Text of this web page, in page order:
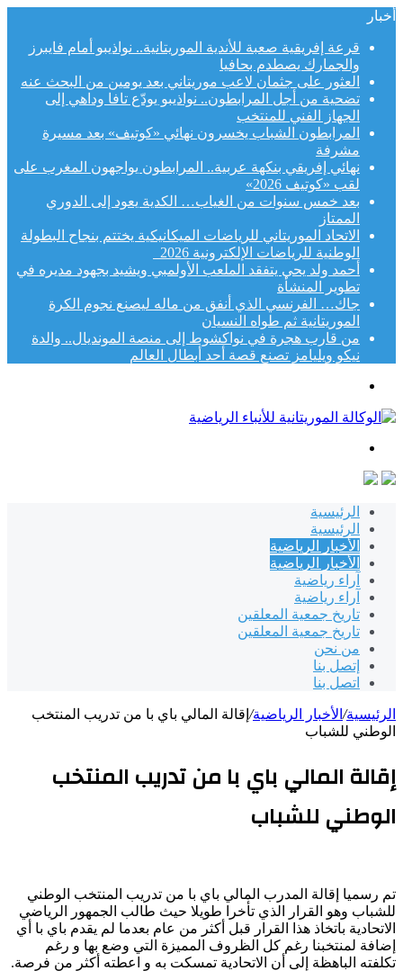
أخبار
قرعة إفريقية صعبة للأندية الموريتانية.. نواذيبو أمام فايبرز
والجمارك يصطدم بحافيا
العثور على جثمان لاعب موريتاني بعد يومين من البحث عنه
تضحية من أجل المرابطون.. نواذيبو يودّع تافا وداهي إلى
الجهاز الفني للمنتخب
المرابطون الشباب يخسرون نهائي «كوتيف» بعد مسيرة
مشرفة
نهائي إفريقي بنكهة عربية.. المرابطون يواجهون المغرب على
لقب «كوتيف 2026»
بعد خمس سنوات من الغياب… الكدية يعود إلى الدوري
الممتاز
الاتحاد الموريتاني للرياضات الميكانيكية يختتم بنجاح البطولة
الوطنية للرياضات الإلكترونية 2026
أحمد ولد يحي يتفقد الملعب الأولمبي ويشيد بجهود مديره في
تطوير المنشأة
جاك… الفرنسي الذي أنفق من ماله ليصنع نجوم الكرة
الموريتانية ثم طواه النسيان
من قارب هجرة في نواكشوط إلى منصة المونديال.. والدة
نيكو ويليامز تصنع قصة أحد أبطال العالم
الرئيسية
الرئيسية
الأخبار الرياضية
الأخبار الرياضية
آراء رياضية
آراء رياضية
تاريخ جمعية المعلقين
تاريخ جمعية المعلقين
من نحن
إتصل بنا
اتصل بنا
الرئيسية/ الأخبار الرياضية/ إقالة المالي باي با من تدريب المنتخب
الوطني للشباب
إقالة المالي باي با من تدريب المنتخب
الوطني للشباب
تم رسميا إقالة المدرب المالي باي با من تدريب المنتخب الوطني
للشباب وهو القرار الذي تأخرا طويلا حيث طالب الجمهور الرياضي
الاتحادية باتخاذ هذا القرار قبل أكثر من عام بعدما لم يقدم باي با أي
إضافة لمنتخبنا رغم كل الظروف المميزة التي وضع بها و رغم
تكلفته الباهظة إلى أن الاتحادية تمسكت به و اعطته أكثر من فرصة.